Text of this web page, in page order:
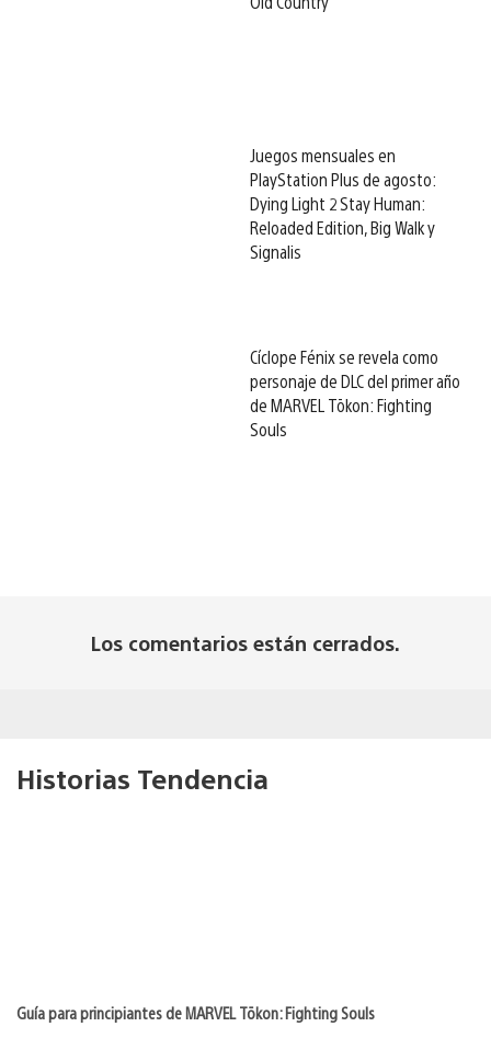
Juegos mensuales en
PlayStation Plus de agosto:
Dying Light 2 Stay Human:
Reloaded Edition, Big Walk y
Signalis
Cíclope Fénix se revela como
personaje de DLC del primer año
de MARVEL Tōkon: Fighting
Souls
Los comentarios están cerrados.
Historias Tendencia
Guía para principiantes de MARVEL Tōkon: Fighting Souls